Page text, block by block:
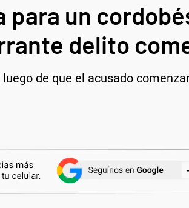
para un
delito
de que el acusado